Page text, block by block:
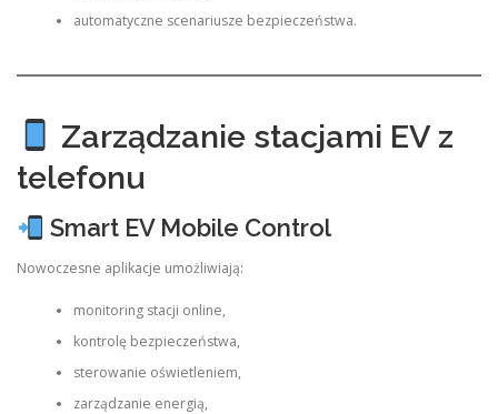
automatyczne scenariusze bezpieczeństwa.
Zarządzanie stacjami EV z
telefonu
Smart EV Mobile Control
Nowoczesne aplikacje umożliwiają:
monitoring stacji online,
kontrolę bezpieczeństwa,
sterowanie oświetleniem,
zarządzanie energią,